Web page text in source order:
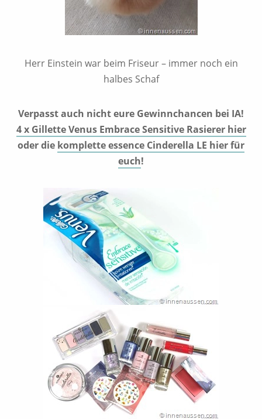
Herr Einstein war beim Friseur – immer noch ein
halbes Schaf
Verpasst auch nicht eure Gewinnchancen bei IA!
4 x Gillette Venus Embrace Sensitive Rasierer hier
oder die komplette essence Cinderella LE hier für
euch!